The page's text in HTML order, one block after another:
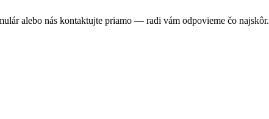
alebo nás kontaktujte priamo — radi vám odpovieme čo najskôr.